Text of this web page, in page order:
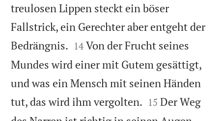
treulosen Lippen steckt ein böser
Fallstrick, ein Gerechter aber entgeht der
Bedrängnis. 

14 Von der Frucht seines
Mundes wird einer mit Gutem gesättigt,
und was ein Mensch mit seinen Händen
tut, das wird ihm vergolten. 

15 Der Weg